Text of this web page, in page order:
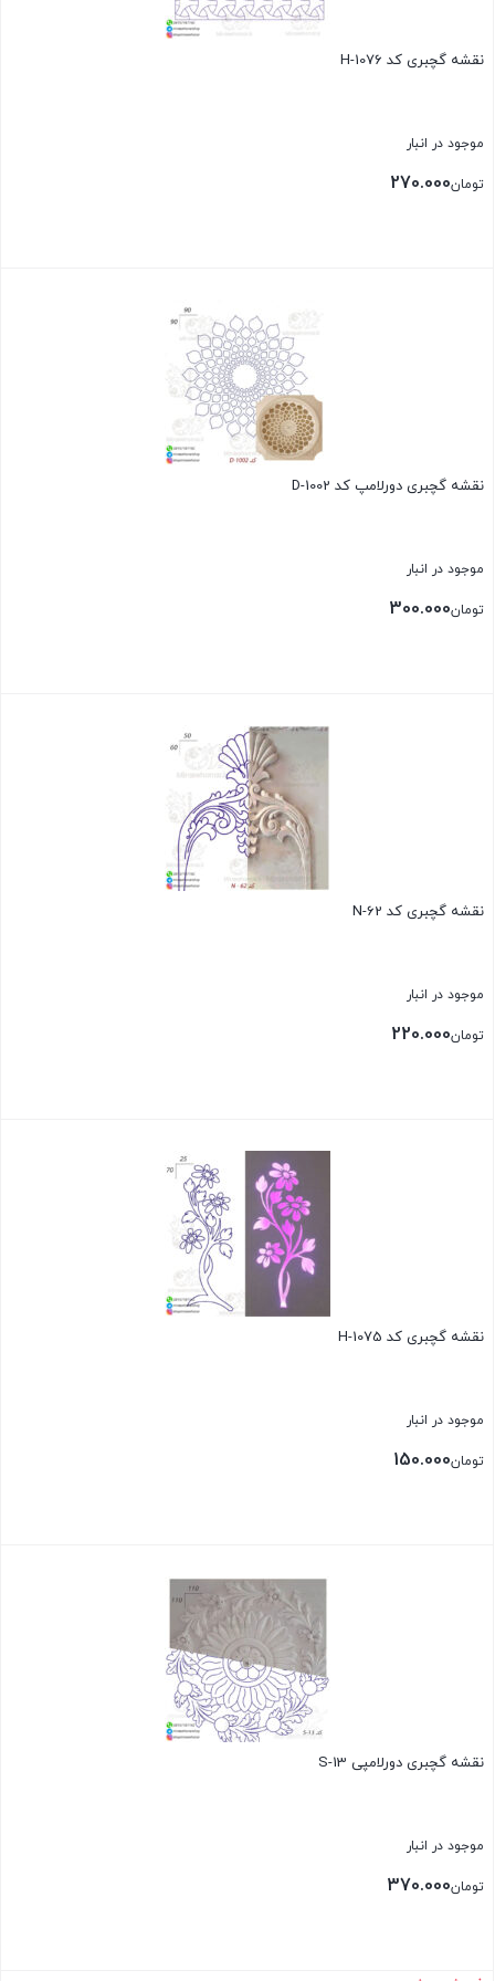
نقشه گچبری کد H-1076
موجود در انبار
تومان270.000
نقشه گچبری دورلامپ کد D-1002
موجود در انبار
تومان300.000
نقشه گچبری کد N-62
موجود در انبار
تومان220.000
نقشه گچبری کد H-1075
موجود در انبار
تومان150.000
نقشه گچبری دورلامپی S-13
موجود در انبار
تومان370.000